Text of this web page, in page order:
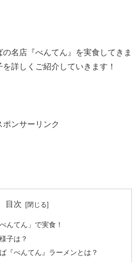
名店『べんてん』を実食してきま
詳しくご紹介していきます！
ポンサーリンク
目次
んてん」で実食！
子は？
『べんてん』ラーメンとは？